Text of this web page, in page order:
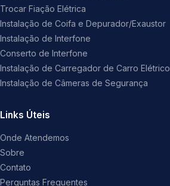
Trocar Fiação Elétrica
Instalação de Coifa e Depurador/Exaustor
Instalação de Interfone
Conserto de Interfone
Instalação de Carregador de Carro Elétrico
Instalação de Câmeras de Segurança
Links Úteis
Onde Atendemos
Sobre
Contato
Perguntas Frequentes